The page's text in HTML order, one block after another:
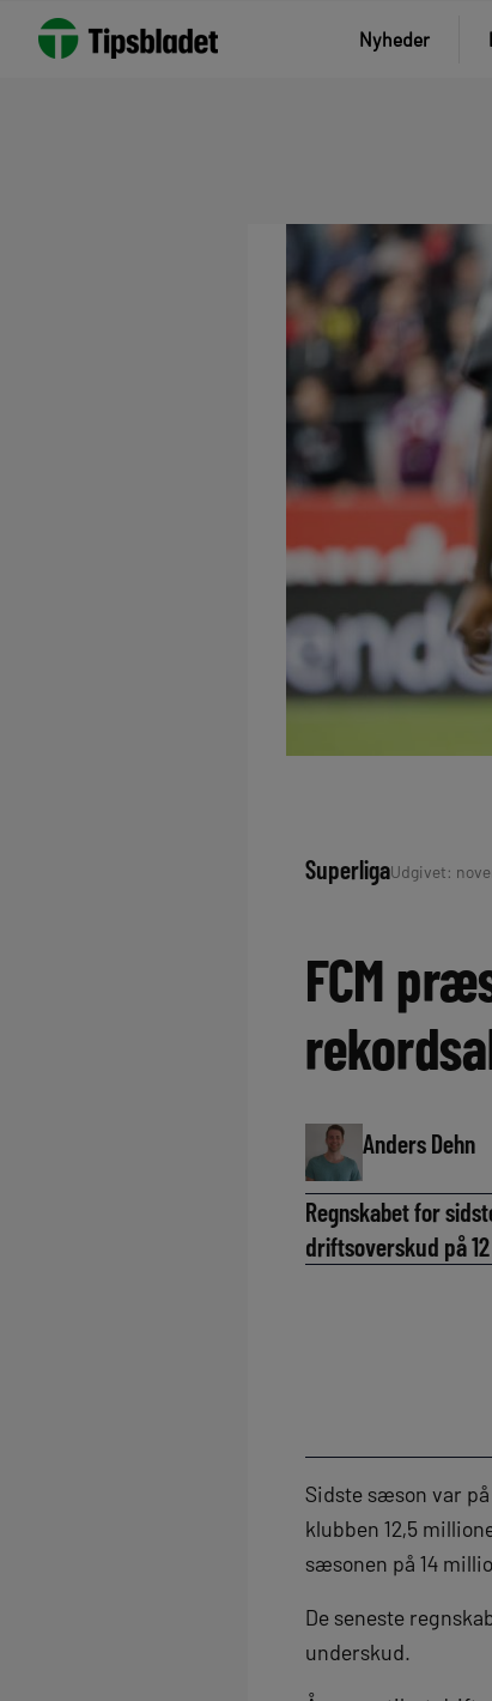
Nyheder
SuperligaUdgivet:
FCM
Anders Dehn
Regnskabet for
driftsoverskud på
Sidste sæson var
klubben 12,5
sæsonen på 14
De seneste
underskud.